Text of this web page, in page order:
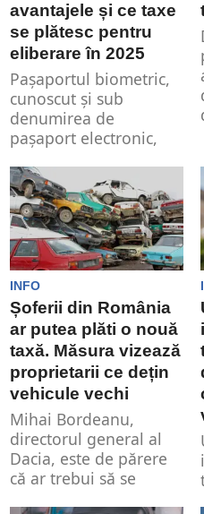
avantajele și ce taxe
se plătesc pentru
eliberare în 2025
Pașaportul biometric,
cunoscut și sub
denumirea de
pașaport electronic,
călătorie avansat
care...
INFO
Șoferii din România
ar putea plăti o nouă
taxă. Măsura vizează
proprietarii ce dețin
vehicule vechi
Mihai Bordeanu,
directorul general al
Dacia, este de părere
că ar trebui să se